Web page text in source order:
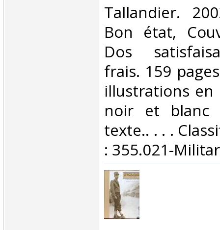
‎Tallandier.
Bon état,
Dos
frais. 159
illustrations
noir et blanc
texte.. . . .
: 355.021-